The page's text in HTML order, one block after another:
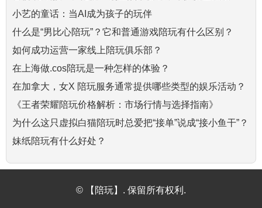
小艺的童话：当AI成为孩子的玩伴
什么是“男比心陪玩”？它和普通游戏陪玩有什么区别？
如何成功运营一家线上陪玩俱乐部？
在上海做.cos陪玩是一种怎样的体验？
在加拿大，女X 陪玩服务通常提供哪些类型的娱乐活动？
《王者荣耀陪玩价格解析：市场行情与选择指南》
为什么这只虚拟白猫陪玩时总爱把“接单”说成“接小鱼干”？
妹纸陪玩有什么好处？
© 【陪玩】. 保留所有权利.